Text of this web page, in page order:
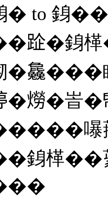
� to 銵
銵
峕
嚗
銵㮖��